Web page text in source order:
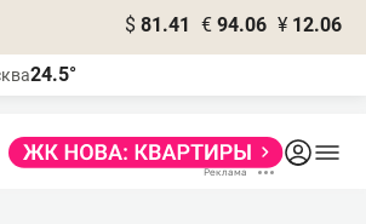
$ 81.41 € 94.06 ¥ 12.06
24.5°